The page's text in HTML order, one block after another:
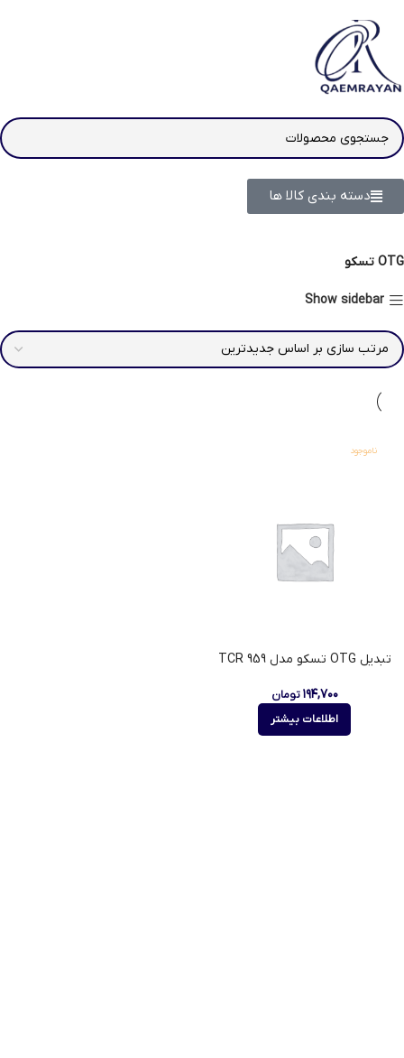
دسته بندی کالا ها
OTG تسکو
Show sidebar
ناموجود
تبدیل OTG تسکو مدل TCR 959
۱۹۴,۷۰۰ تومان
اطلاعات بیشتر